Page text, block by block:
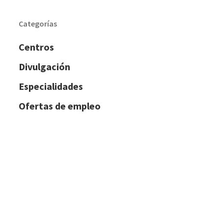
Categorías
Centros
Divulgación
Especialidades
Ofertas de empleo